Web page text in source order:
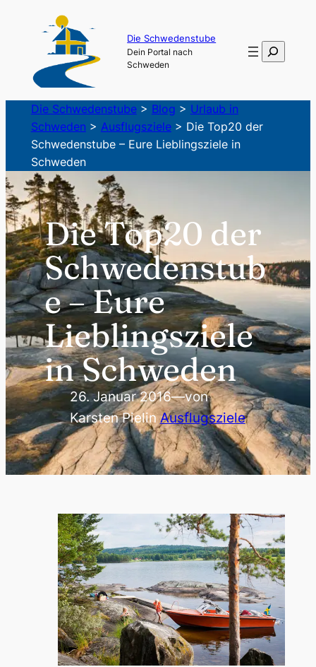
springen
Die Schwedenstube
Dein Portal nach
Schweden
Suchen
Die Schwedenstube> Blog > Urlaub in
Schweden > Ausflugsziele> Die Top20 der
Schwedenstube – Eure Lieblingsziele in
Schweden
Die Top20 der
Schwedenstub
e – Eure
Lieblingsziele
in Schweden
26. Januar 2016—von
Karsten PielinAusflugsziele